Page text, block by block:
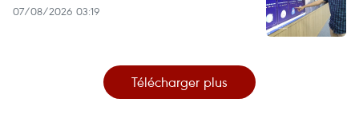
07/08/2026 03:19
Télécharger plus